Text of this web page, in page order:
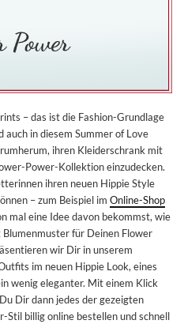
– das ist die Fashion-Grundlage
auch in diesem Summer of Love
ihren Kleiderschrank mit
Power-Kollektion einzudecken.
ihren neuen Hippie Style
– zum Beispiel im Online-Shop
mal eine Idee davon bekommst, wie
für Deinen Flower
wir Dir in unserem
im neuen Hippie Look, eines
wenig eleganter. Mit einem Klick
Dir dann jedes der gezeigten
Stil billig online bestellen und schnell